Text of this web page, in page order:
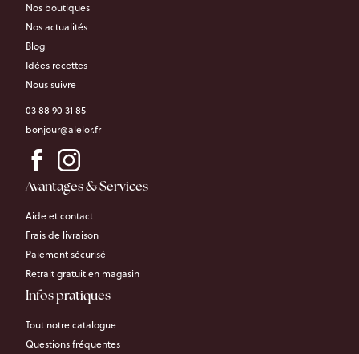
Nos boutiques
Nos actualités
Blog
Idées recettes
Nous suivre
03 88 90 31 85
bonjour@alelor.fr
Avantages & Services
Aide et contact
Frais de livraison
Paiement sécurisé
Retrait gratuit en magasin
Infos pratiques
Tout notre catalogue
Questions fréquentes